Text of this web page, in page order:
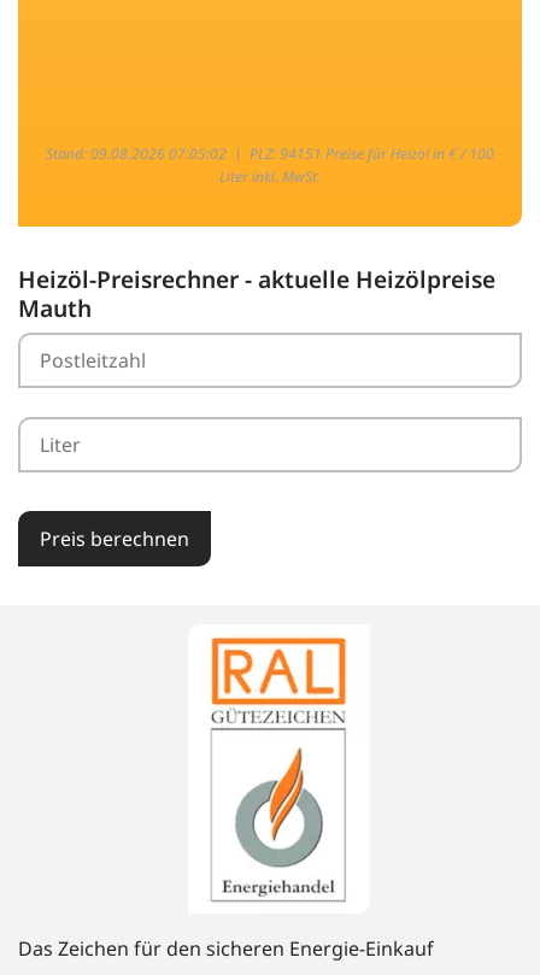
Stand: 09.08.2026 07:05:02 | PLZ: 94151 Preise für Heizöl in € / 100
Liter inkl. MwSt.
Heizöl-Preisrechner - aktuelle Heizölpreise
Mauth
Preis berechnen
Das Zeichen für den sicheren Energie-Einkauf